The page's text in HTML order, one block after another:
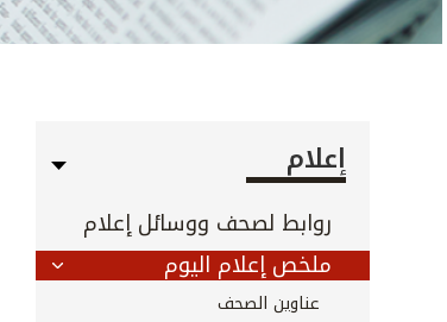
إعلام
روابط لصحف ووسائل إعلام
ملخص إعلام اليوم
عناوين الصحف